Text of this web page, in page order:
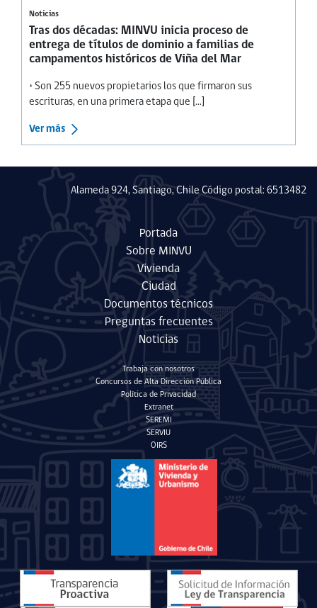
Noticias
Tras dos décadas: MINVU inicia proceso de
entrega de títulos de dominio a familias de
campamentos históricos de Viña del Mar
• Son 255 nuevos propietarios los que firmaron sus
escrituras, en una primera etapa que [...]
Ver más
Alameda 924, Santiago, Chile Código postal: 6513482
Portada
Sobre MINVU
Vivienda
Ciudad
Documentos técnicos
Preguntas frecuentes
Noticias
Trabaja con nosotros
Concursos de Alta Dirección Pública
Política de Privacidad
Extranet
SEREMI
SERVIU
OIRS